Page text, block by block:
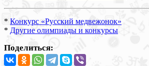
* Конкурс «Русский медвежонок»
* Другие олимпиады и конкурсы
Поделиться: